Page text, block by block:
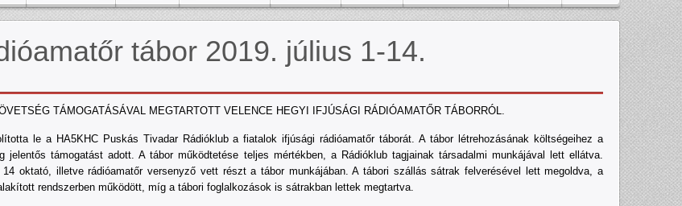
tábor 2019. július 1-14.
TÁMOGATÁSÁVAL MEGTARTOTT VELENCE HEGYI IFJÚSÁGI RÁDIÓAMATŐR TÁBORRÓL.
le a HA5KHC Puskás Tivadar Rádióklub a fiatalok ifjúsági rádióamatőr táborát. A tábor létrehozásának költségeihez a
jelentős támogatást adott. A tábor működtetése teljes mértékben, a Rádióklub tagjainak társadalmi munkájával lett ellátva.
oktató, illetve rádióamatőr versenyző vett részt a tábor munkájában. A tábori szállás sátrak felverésével lett megoldva, a
rendszerben működött, míg a tábori foglalkozások is sátrakban lettek megtartva.